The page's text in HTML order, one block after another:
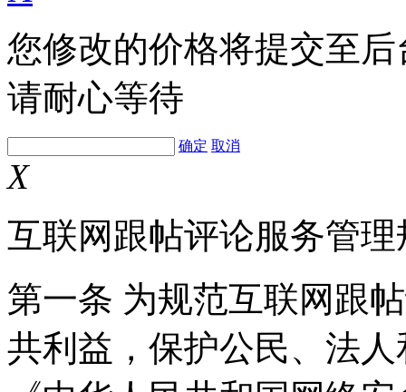
您修改的价格将提交至
请耐心等待
确定 取消
X
互联网跟帖评论服务管理
第一条 为规范互联网跟
共利益，保护公民、法